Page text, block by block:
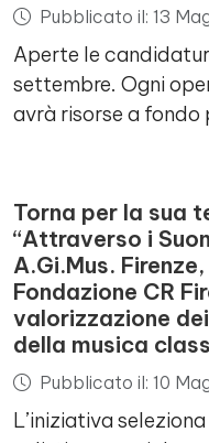
Pubblicato il: 13
Aperte le
settembre. Ogni
avrà risorse a fondo
Torna per la sua
“Attraverso i
A.Gi.Mus.
Fondazione CR
valorizzazione
della musica
Pubblicato il: 10
L’iniziativa